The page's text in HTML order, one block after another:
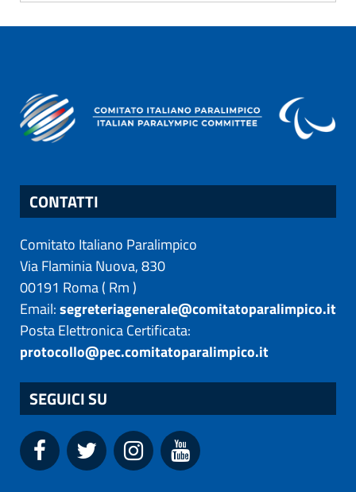
CONTATTI
Comitato Italiano Paralimpico
Via Flaminia Nuova, 830
00191 Roma( Rm)
Email:segreteriagenerale@comitatoparalimpico.it
Posta Elettronica Certificata:
protocollo@pec.comitatoparalimpico.it
SEGUICI SU